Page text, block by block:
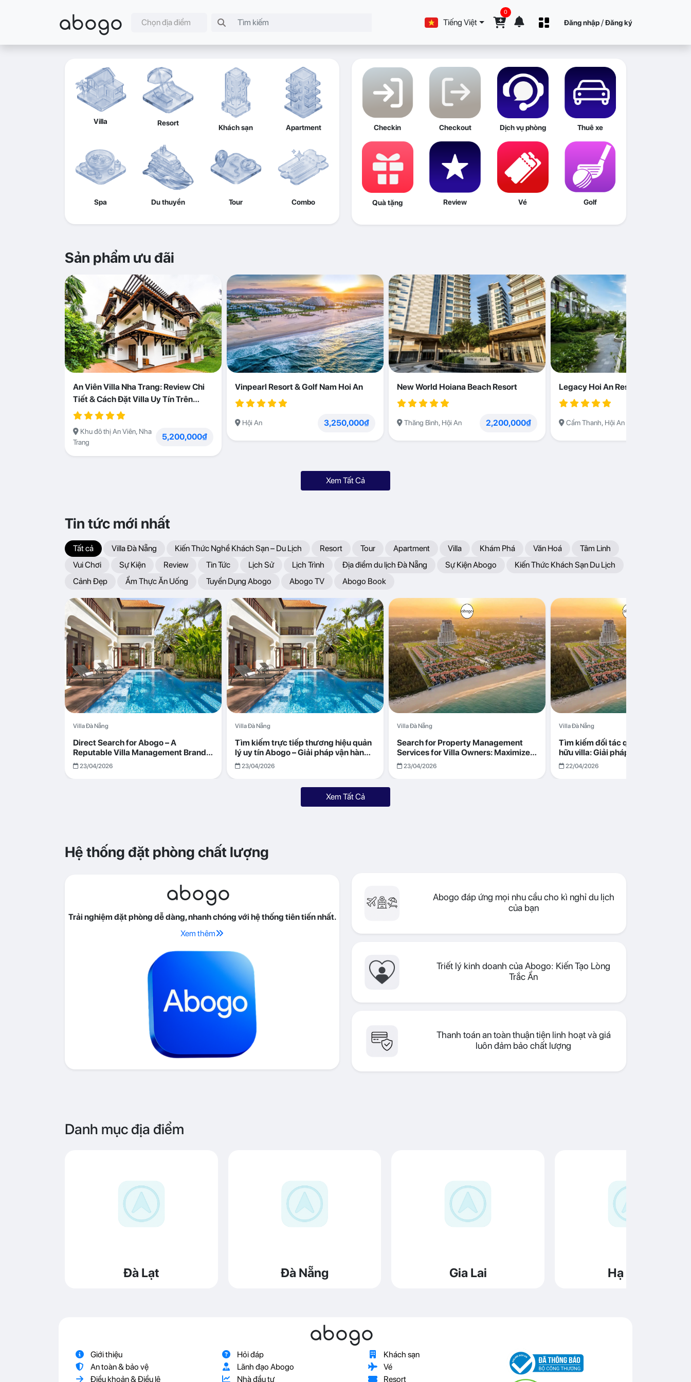
abogo Chọn địa điểm Tiếng Việt
0
Đăng nhập /Đăng ký
Villa Resort
Khách sạn Apartment
Spa Du thuyền Tour Combo
Checkin Checkout Dịch vụ phòng Thuê xe
Quà tặng Review Vé Golf
Sản phẩm ưu đãi
An Viên Villa Nha Trang: Review Chi
Tiết & Cách Đặt Villa Uy Tín Trên
Abogo
Khu đô thị An Viên, Nha
Trang
5,200,000₫
Vinpearl Resort & Golf Nam Hoi An
Hội An 3,250,000₫
New World Hoiana Beach Resort
Thăng Bình, Hội An 2,200,000₫
Legacy Hoi An Resort
Cẩm Thanh, Hội An
Xem Tất Cả
Tin tức mới nhất
Tất cả Villa Đà Nẵng Kiến Thức Nghề Khách Sạn – Du Lịch Resort Tour Apartment Villa Khám Phá Văn Hoá
Tâm Linh
Vui Chơi
Sự Kiện Review Tin Tức Lịch Sử Lịch Trình Địa điểm du lịch Đà Nẵng Sự Kiện Abogo
Kiến Thức Khách Sạn Du Lịch
Cảnh Đẹp
Ẩm Thực Ăn Uống Tuyển Dụng Abogo Abogo TV Abogo Book
Villa Đà Nẵng
Direct Search for Abogo – A
Reputable Villa Management Brand
with Transparent and Effective
Operations
23/04/2026
Villa Đà Nẵng
Tìm kiếm trực tiếp thương hiệu quản
lý uy tín Abogo – Giải pháp vận hành
villa hiệu quả, minh bạch
23/04/2026
Villa Đà Nẵng
Search for Property Management
Services for Villa Owners: Maximize
Returns with Abogo in Da Nang
23/04/2026
Villa Đà Nẵng
Tìm kiếm đối tác quản lý cho chủ sở
hữu villa: Giải pháp tối ưu lợi nhuận
cùng Abogo tại Đà Nẵng
22/04/2026
Xem Tất Cả
Hệ thống đặt phòng chất lượng
abogo
Trải nghiệm đặt phòng dễ dàng, nhanh chóng với hệ thống tiên tiến nhất.
Xem thêm
Abogo đáp ứng mọi nhu cầu cho kì nghỉ du lịch
của bạn
Triết lý kinh doanh của Abogo: Kiến Tạo Lòng
Trắc Ẩn
Thanh toán an toàn thuận tiện linh hoạt và giá
luôn đảm bảo chất lượng
Danh mục địa điểm
Đà Lạt Đà Nẵng Gia Lai Hạ Long
abogo
Giới thiệu
An toàn & bảo vệ
Điều khoản & Điều lệ
Hỏi đáp
Lãnh đạo Abogo
Nhà đầu tư
Khách sạn
Vé
Resort